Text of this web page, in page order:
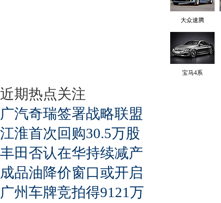
大众速腾
宝马4系
近期热点关注
广汽奇瑞签署战略联盟
江淮首次回购30.5万股
丰田否认在华持续减产
成品油降价窗口或开启
广州车牌竞拍得9121万